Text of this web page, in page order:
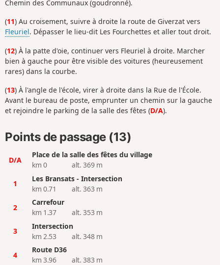
Chemin des Communaux (goudronné).
(11) Au croisement, suivre à droite la route de Giverzat vers
Fleuriel. Dépasser le lieu-dit Les Fourchettes et aller tout droit.
(12) À la patte d'oie, continuer vers Fleuriel à droite. Marcher
bien à gauche pour être visible des voitures (heureusement
rares) dans la courbe.
(13) À l'angle de l'école, virer à droite dans la Rue de l'École.
Avant le bureau de poste, emprunter un chemin sur la gauche
et rejoindre le parking de la salle des fêtes (D/A).
Points de passage (13)
D/A
Place de la salle des fêtes du village
km 0
alt. 369 m
1
Les Bransats - Intersection
km 0.71
alt. 363 m
2
Carrefour
km 1.37
alt. 353 m
3
Intersection
km 2.53
alt. 348 m
4
Route D36
km 3.96
alt. 383 m